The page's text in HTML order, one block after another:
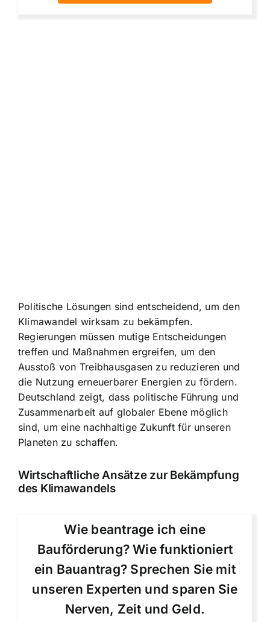
Politische Lösungen sind entscheidend, um den
Klimawandel wirksam zu bekämpfen.
Regierungen müssen mutige Entscheidungen
treffen und Maßnahmen ergreifen, um den
Ausstoß von Treibhausgasen zu reduzieren und
die Nutzung erneuerbarer Energien zu fördern.
Deutschland zeigt, dass politische Führung und
Zusammenarbeit auf globaler Ebene möglich
sind, um eine nachhaltige Zukunft für unseren
Planeten zu schaffen.
Wirtschaftliche Ansätze zur Bekämpfung
des Klimawandels
Wie beantrage ich eine
Bauförderung? Wie funktioniert
ein Bauantrag? Sprechen Sie mit
unseren Experten und sparen Sie
Nerven, Zeit und Geld.